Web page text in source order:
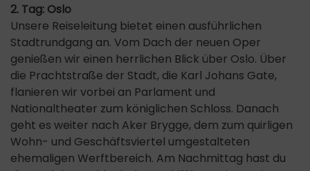
2. Tag: Oslo
Unsere Reiseleitung bietet einen ausführlichen
Stadtrundgang an. Vom Dach der neuen Oper
genießen wir einen herrlichen Blick über Oslo. Über
die Prachtstraße der Stadt, die Karl Johans Gate,
flanieren wir vorbei an Parlament und
Nationaltheater zum königlichen Schloss. Danach
geht es weiter nach Aker Brygge, dem zum quirligen
Wohn- und Geschäftsviertel umgestalteten
ehemaligen Werftbereich. Am Nachmittag hast du